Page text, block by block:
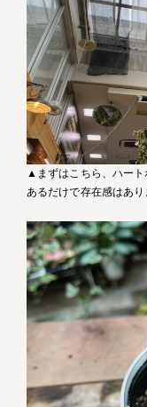
▲まずはこちら、ハー
あるだけで存在感はあり